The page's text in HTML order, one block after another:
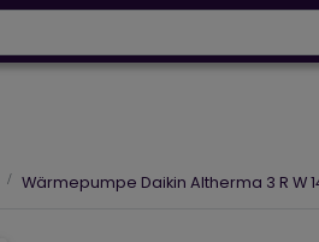
Wärmepumpe Daikin Altherma 3 R W